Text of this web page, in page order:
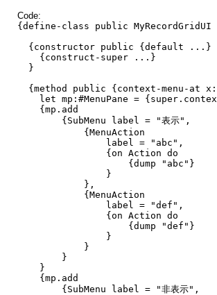
Code:
{define-class public
{constructor public {default ...}
{construct-super ...}
}
{method public {context-menu-at
let mp:#MenuPane =
{mp.add
{SubMenu label = "表示",
{MenuAction
label = "abc",
{on Action do
{dump "abc"}
}
},
{MenuAction
label = "def",
{on Action do
{dump "def"}
}
}
}
}
{mp.add
{SubMenu label = "非表示",